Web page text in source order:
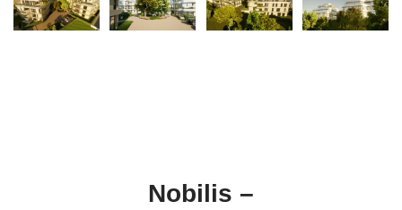
Nobilis –